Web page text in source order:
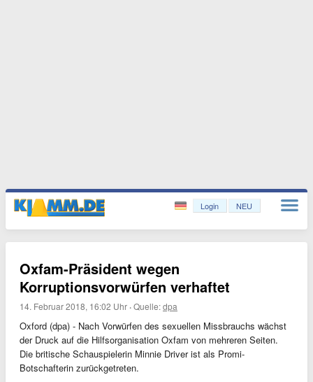
Login NEU
Oxfam-Präsident wegen
Korruptionsvorwürfen verhaftet
14. Februar 2018, 16:02 Uhr ·Quelle:dpa
Oxford (dpa) - Nach Vorwürfen des sexuellen Missbrauchs wächst
der Druck auf die Hilfsorganisation Oxfam von mehreren Seiten.
Die britische Schauspielerin Minnie Driver ist als Promi-
Botschafterin zurückgetreten.